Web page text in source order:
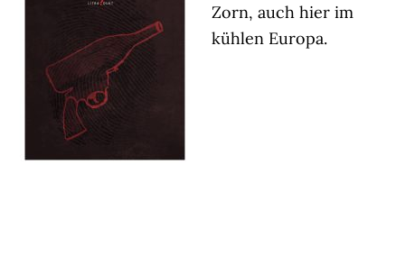
Zorn, auch hier im
kühlen Europa.